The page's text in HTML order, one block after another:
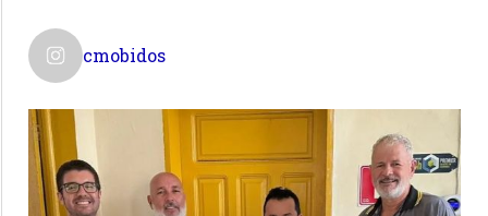
cmobidos